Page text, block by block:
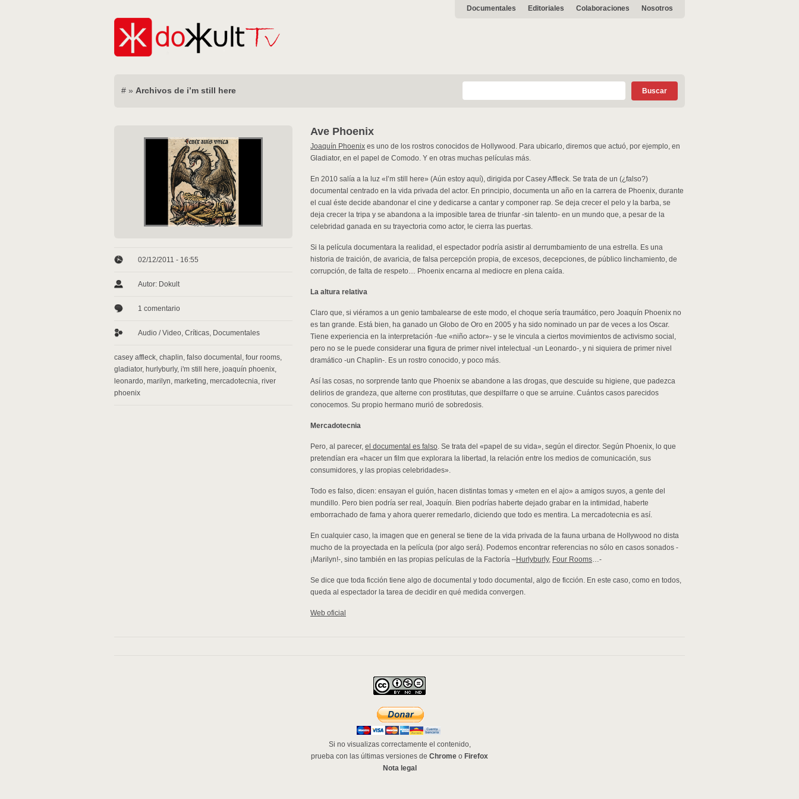
Documentales Editoriales Colaboraciones Nosotros
# » Archivos de i’m still here
02/12/2011 - 16:55
Autor: Dokult
1 comentario
Audio / Video, Críticas, Documentales
casey affleck, chaplin, falso documental , four rooms,
gladiator, hurlyburly, i'm still here, joaquín phoenix,
leonardo, marilyn, marketing, mercadotecnia, river
phoenix
Ave Phoenix
Joaquín Phoenix es uno de los rostros conocidos de Hollywood. Para ubicarlo, diremos que actuó, por ejemplo, en
Gladiator, en el papel de Comodo. Y en otras muchas películas más.
En 2010 salía a la luz «I’m still here» (Aún estoy aquí), dirigida por Casey Affleck. Se trata de un (¿falso?)
documental centrado en la vida privada del actor. En principio, documenta un año en la carrera de Phoenix, durante
el cual éste decide abandonar el cine y dedicarse a cantar y componer rap. Se deja crecer el pelo y la barba, se
deja crecer la tripa y se abandona a la imposible tarea de triunfar -sin talento- en un mundo que, a pesar de la
celebridad ganada en su trayectoria como actor, le cierra las puertas.
Si la película documentara la realidad, el espectador podría asistir al derrumbamiento de una estrella. Es una
historia de traición, de avaricia, de falsa percepción propia, de excesos, decepciones, de público linchamiento, de
corrupción, de falta de respeto… Phoenix encarna al mediocre en plena caída.
La altura relativa
Claro que, si viéramos a un genio tambalearse de este modo, el choque sería traumático, pero Joaquín Phoenix no
es tan grande. Está bien, ha ganado un Globo de Oro en 2005 y ha sido nominado un par de veces a los Oscar.
Tiene experiencia en la interpretación -fue «niño actor»- y se le vincula a ciertos movimientos de activismo social,
pero no se le puede considerar una figura de primer nivel intelectual -un Leonardo-, y ni siquiera de primer nivel
dramático -un Chaplin-. Es un rostro conocido, y poco más.
Así las cosas, no sorprende tanto que Phoenix se abandone a las drogas, que descuide su higiene, que padezca
delirios de grandeza, que alterne con prostitutas, que despilfarre o que se arruine. Cuántos casos parecidos
conocemos. Su propio hermano murió de sobredosis.
Mercadotecnia
Pero, al parecer, el documental es falso. Se trata del «papel de su vida», según el director. Según Phoenix, lo que
pretendían era «hacer un film que explorara la libertad, la relación entre los medios de comunicación, sus
consumidores, y las propias celebridades».
Todo es falso, dicen: ensayan el guión, hacen distintas tomas y «meten en el ajo» a amigos suyos, a gente del
mundillo. Pero bien podría ser real, Joaquín. Bien podrías haberte dejado grabar en la intimidad, haberte
emborrachado de fama y ahora querer remedarlo, diciendo que todo es mentira. La mercadotecnia es así.
En cualquier caso, la imagen que en general se tiene de la vida privada de la fauna urbana de Hollywood no dista
mucho de la proyectada en la película (por algo será). Podemos encontrar referencias no sólo en casos sonados -
¡Marilyn!-, sino también en las propias películas de la Factoría –Hurlyburly, Four Rooms…-
Se dice que toda ficción tiene algo de documental y todo documental, algo de ficción. En este caso, como en todos,
queda al espectador la tarea de decidir en qué medida convergen.
Web oficial
Si no visualizas correctamente el contenido,
prueba con las últimas versiones de Chrome o Firefox
Nota legal